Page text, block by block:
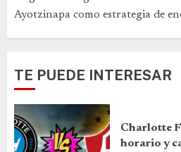
Ayotzinapa como estrategia de
TE PUEDE INTERESAR
Charlotte
horario y